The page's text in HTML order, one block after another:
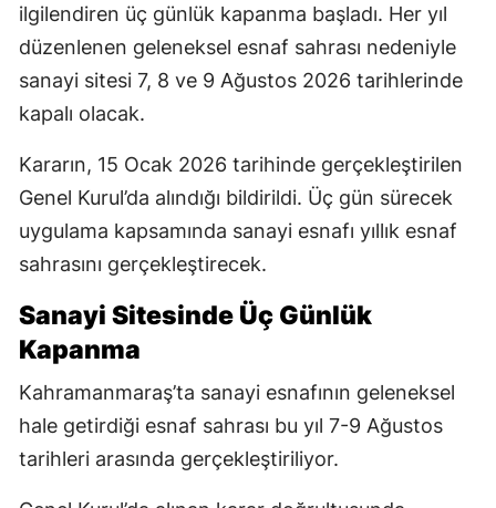
ilgilendiren üç günlük kapanma başladı. Her yıl
düzenlenen geleneksel esnaf sahrası nedeniyle
sanayi sitesi 7, 8 ve 9 Ağustos 2026 tarihlerinde
kapalı olacak.
Kararın, 15 Ocak 2026 tarihinde gerçekleştirilen
Genel Kurul’da alındığı bildirildi. Üç gün sürecek
uygulama kapsamında sanayi esnafı yıllık esnaf
sahrasını gerçekleştirecek.
Sanayi Sitesinde Üç Günlük
Kapanma
Kahramanmaraş’ta sanayi esnafının geleneksel
hale getirdiği esnaf sahrası bu yıl 7-9 Ağustos
tarihleri arasında gerçekleştiriliyor.